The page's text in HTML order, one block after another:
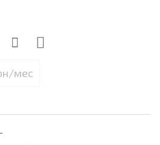
мес